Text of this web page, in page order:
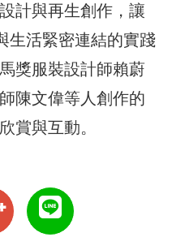
計與再生創作，讓
生活緊密連結的實踐
獎服裝設計師賴蔚
陳文偉等人創作的
賞與互動。